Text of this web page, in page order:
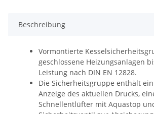
Beschreibung
Vormontierte
geschlossene Heizungsanlagen
Leistung nach DIN EN 12828.
Die Sicherheitsgruppe enthält
Anzeige des aktuellen Drucks,
Schnellentlüfter mit Aquastop